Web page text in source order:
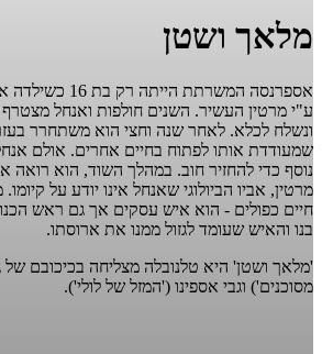
מלאך ושטן
אספרנסה המשרתת
ע"י מרטין העשיר. השנים חולפות ואנחל
ונשלח לכלא. לאחר שנה וחצי הוא משתחרר
שמעודדת אותו לפתוח בחיים אחרים. אולם
נוסף כדי להחזיר חוב. במהלך השוד, הוא
מרטין, אביו הביולוגי שאנחל אינו יודע על
חיים כפולים - הוא איש עסקים אך גם ראש
בנו והאיש שעומד לגזול ממנו את ארוסתו.
'מלאך ושטן' היא טלנובלה מצליחה בכיכובם של
מסוכנים') וגבי אספינו ('המזל של לולי').